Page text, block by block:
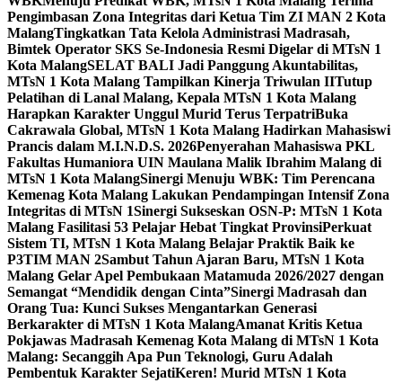
Pengimbasan Zona Integritas dari Ketua Tim ZI MAN 2 Kota
MalangTingkatkan Tata Kelola Administrasi Madrasah,
Bimtek Operator SKS Se-Indonesia Resmi Digelar di MTsN 1
Kota MalangSELAT BALI Jadi Panggung Akuntabilitas,
MTsN 1 Kota Malang Tampilkan Kinerja Triwulan IITutup
Pelatihan di Lanal Malang, Kepala MTsN 1 Kota Malang
Harapkan Karakter Unggul Murid Terus TerpatriBuka
Cakrawala Global, MTsN 1 Kota Malang Hadirkan Mahasiswi
Prancis dalam M.I.N.D.S. 2026Penyerahan Mahasiswa PKL
Fakultas Humaniora UIN Maulana Malik Ibrahim Malang di
MTsN 1 Kota MalangSinergi Menuju WBK: Tim Perencana
Kemenag Kota Malang Lakukan Pendampingan Intensif Zona
Integritas di MTsN 1Sinergi Sukseskan OSN-P: MTsN 1 Kota
Malang Fasilitasi 53 Pelajar Hebat Tingkat ProvinsiPerkuat
Sistem TI, MTsN 1 Kota Malang Belajar Praktik Baik ke
P3TIM MAN 2Sambut Tahun Ajaran Baru, MTsN 1 Kota
Malang Gelar Apel Pembukaan Matamuda 2026/2027 dengan
Semangat “Mendidik dengan Cinta”Sinergi Madrasah dan
Orang Tua: Kunci Sukses Mengantarkan Generasi
Berkarakter di MTsN 1 Kota MalangAmanat Kritis Ketua
Pokjawas Madrasah Kemenag Kota Malang di MTsN 1 Kota
Malang: Secanggih Apa Pun Teknologi, Guru Adalah
Pembentuk Karakter SejatiKeren! Murid MTsN 1 Kota